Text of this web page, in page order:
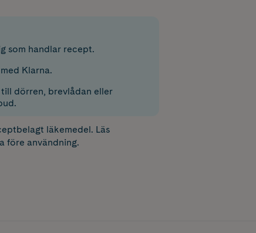
som handlar recept.
Klarna.
dörren, brevlådan eller
läkemedel. Läs
före användning.